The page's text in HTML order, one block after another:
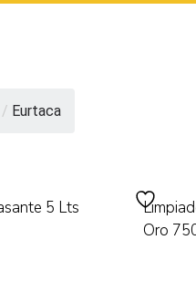
/ Eurtaca
5 Lts
Oro